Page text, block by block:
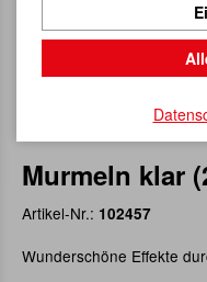
Murmeln klar
Artikel-Nr.: 102457
Wunderschöne Effekte